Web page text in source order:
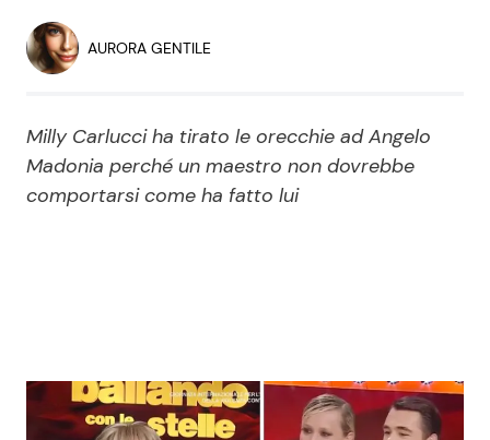
Economia
Persone Scomparse
Politica Reality e Talent
Soap Opera
News Musica
AURORA GENTILE
Milly Carlucci ha tirato le orecchie ad Angelo
Madonia perché un maestro non dovrebbe
comportarsi come ha fatto lui